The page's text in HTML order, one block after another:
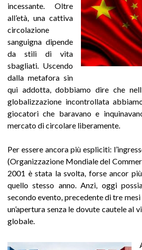
incessante. Oltre
all’età, una cattiva
circolazione
sanguigna dipende
da stili di vita
sbagliati. Uscendo
dalla metafora sin
qui addotta, dobbiamo dire che
globalizzazione incontrollata
giocatori che baravano e
mercato di circolare liberamente.
Per essere ancora più espliciti:
(Organizzazione Mondiale del
2001 è stata la svolta, forse ancor
quello stesso anno. Anzi, oggi
secondo evento, precedente di tre
un’apertura senza le dovute cautele al
globale.